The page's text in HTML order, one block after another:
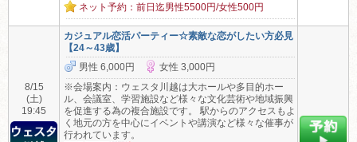
ネット予約：前日迄男性5500円/女性500円
8/15
(土)
19:45
カジュアル恋活パーティー☆素敵な恋がしたい方必見
【24～43歳】
男性 6,000円
女性 3,000円
※会場案内：ウェスタ川越は大ホールや多目的ホー
ル、会議室、学習施設など様々な文化芸術や地域振興
を促進する為の複合施設です。 駅からのアクセスもよ
く地元の方を中心にイベントや講演など様々な催事が
行われています。